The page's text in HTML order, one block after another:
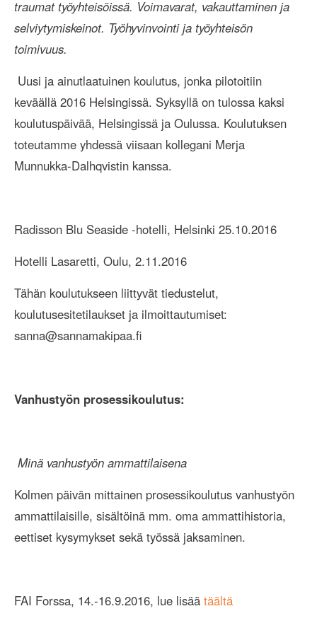
traumat työyhteisöissä. Voimavarat, vakauttaminen ja
selviytymiskeinot. Työhyvinvointi ja työyhteisön
toimivuus.
Uusi ja ainutlaatuinen koulutus, jonka pilotoitiin
keväällä 2016 Helsingissä. Syksyllä on tulossa kaksi
koulutuspäivää, Helsingissä ja Oulussa. Koulutuksen
toteutamme yhdessä viisaan kollegani Merja
Munnukka-Dalhqvistin kanssa.
Radisson Blu Seaside -hotelli, Helsinki 25.10.2016
Hotelli Lasaretti, Oulu, 2.11.2016
Tähän koulutukseen liittyvät tiedustelut,
koulutusesitetilaukset ja ilmoittautumiset:
sanna@sannamakipaa.fi
Vanhustyön prosessikoulutus:
Minä vanhustyön ammattilaisena
Kolmen päivän mittainen prosessikoulutus vanhustyön
ammattilaisille, sisältöinä mm. oma ammattihistoria,
eettiset kysymykset sekä työssä jaksaminen.
FAI Forssa, 14.-16.9.2016, lue lisää täältä